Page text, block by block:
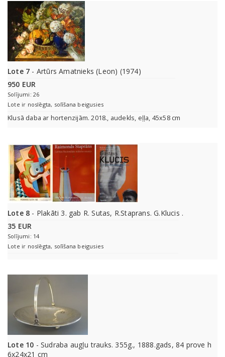
Lote 7 - Artūrs Amatnieks (Leon) (1974)
950 EUR
Solījumi: 26
Lote ir noslēgta, solīšana beigusies
Klusā daba ar hortenzijām. 2018., audekls, eļļa, 45x58 cm
Lote 8 - Plakāti 3. gab R. Sutas, R.Staprans. G.Klucis .
35 EUR
Solījumi: 14
Lote ir noslēgta, solīšana beigusies
Lote 10 - Sudraba augļu trauks. 355g., 1888.gads, 84 prove h
6x24x21 cm